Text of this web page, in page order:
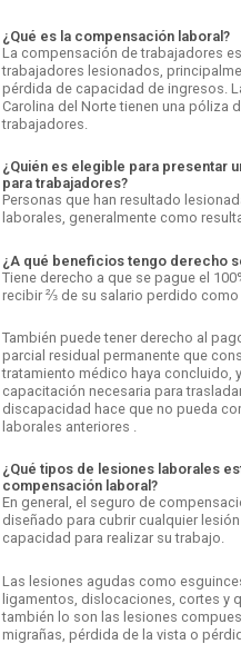
¿Qué es la compensación laboral?
La compensación de trabajadores
trabajadores lesionados,
pérdida de capacidad de ingresos.
Carolina del Norte tienen una póliza
trabajadores.
¿Quién es elegible para presentar
para trabajadores?
Personas que han resultado
laborales, generalmente como
¿A qué beneficios tengo derecho
Tiene derecho a que se pague el
recibir ⅔ de su salario perdido como
También puede tener derecho al
parcial residual permanente que
tratamiento médico haya concluido,
capacitación necesaria para
discapacidad hace que no pueda
laborales anteriores .
¿Qué tipos de lesiones laborales
compensación laboral?
En general, el seguro de
diseñado para cubrir cualquier
capacidad para realizar su trabajo.
Las lesiones agudas como
ligamentos, dislocaciones, cortes y
también lo son las lesiones
migrañas, pérdida de la vista o